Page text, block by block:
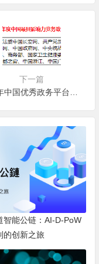
下一篇
智能公链：AI-D-PoW
的创新之旅